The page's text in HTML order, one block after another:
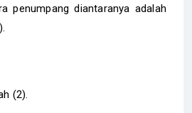
penumpang diantaranya adalah
(2).